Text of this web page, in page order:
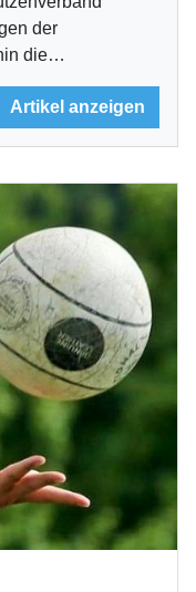
der
die…
Artikel anzeigen